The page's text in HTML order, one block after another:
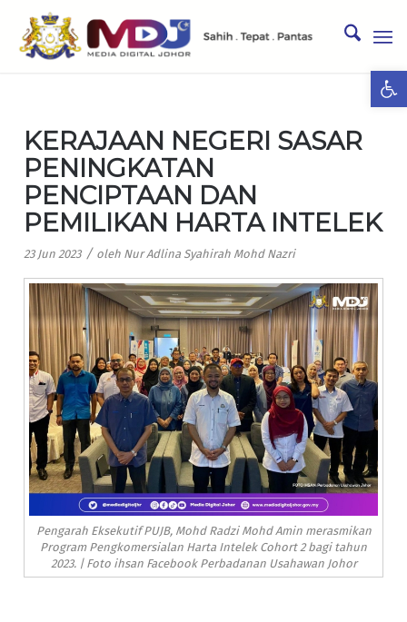
KERAJAAN NEGERI SASAR
PENINGKATAN
PENCIPTAAN DAN
PEMILIKAN HARTA INTELEK
23 Jun 2023 / oleh Nur Adlina Syahirah Mohd Nazri
Pengarah Eksekutif PUJB, Mohd Radzi Mohd Amin merasmikan
Program Pengkomersialan Harta Intelek Cohort 2 bagi tahun
2023. | Foto ihsan Facebook Perbadanan Usahawan Johor